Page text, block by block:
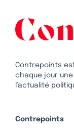
Contrepoints
chaque jour
l’actualité
Contrepoints